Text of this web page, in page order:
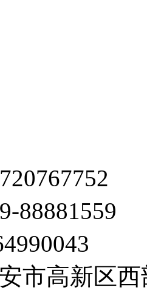
88881559
市高新区西